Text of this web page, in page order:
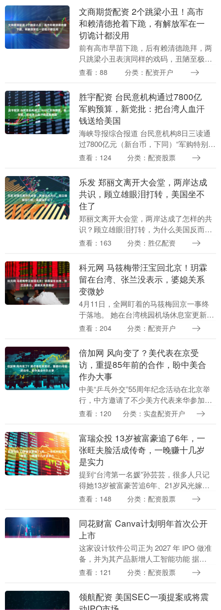
党“不屈法....
文商期货配资 2个跳梁小丑！高市
和赖清德抢着下跪，有解放军在一
切诡计都没用
前有高市早苗下跪，后有赖清德跪拜，两
只跳梁小丑表演同样的戏码，丑陋至极！
更需警惕的是，日本右翼与“台独”两股逆
利亚期间，手....
查看：88 分类：配资开户
胜宇配资 台民意机构通过7800亿
军购预算，新党批：把台湾人血汗
钱送给美国
海峡导报综合报道 台民意机构8日三读通
过7800亿元（新台币，下同）“军购特别条
例”，新党发布声明稿表达强烈反对。 新
问题不....
查看：124 分类：配资股票
乐发 郑丽文离开大会堂，两岸达成
共识，顾立雄眼泪打转，美国坐不
住了
郑丽文离开大会堂，两岸达成了怎样的共
识？顾立雄眼泪打转，为什么美国反而坐
不住了？ 这次国民党主席郑丽文的访陆之
的这次大陆之行....
查看：163 分类：胜亿配资
科元网 马筱梅带汪宝回北京！玥霖
留在台湾、张兰没表示，婆媳关系
变微妙
4月11日，全网盯着的马筱梅回京一事终
于落地。 她在台湾桃园机场休息室更新动
态，身边带着阿姨保姆，怀里护着刚满月
这趟拖了快....
查看：204 分类：配资开户
倍加网 风向变了？美代表在京受
访，重提85年前的合作，盼中美合
作办大事
中美“乒乓外交”55周年纪念活动在北京举
行，中方邀请了不少美方代表来华参加活
动，其中就包括美中航空遗产基金会主席
发了外界热....
查看：120 分类：实盘配资开户
富瑞众投 13岁被富豪追了6年，一
张旺夫脸活成传奇，一晚赚十几岁
是实力
提到“台湾第一名媛”孙芸芸，很多人只记
得她13岁被富豪苦追6年、21岁风光嫁入
豪门的“旺夫”故事。但如果你以为她的人
她曾一夜....
查看：148 分类：配资股票
同花财富 Canva计划明年首次公开
上市
这家设计软件公司正为 2027 年 IPO 做准
备，并为其产品新增人工智能功能 据
《The Information》周四报道，设计软件
查看：121 分类：配资股票
领航配资 美国SEC一项提案或将震